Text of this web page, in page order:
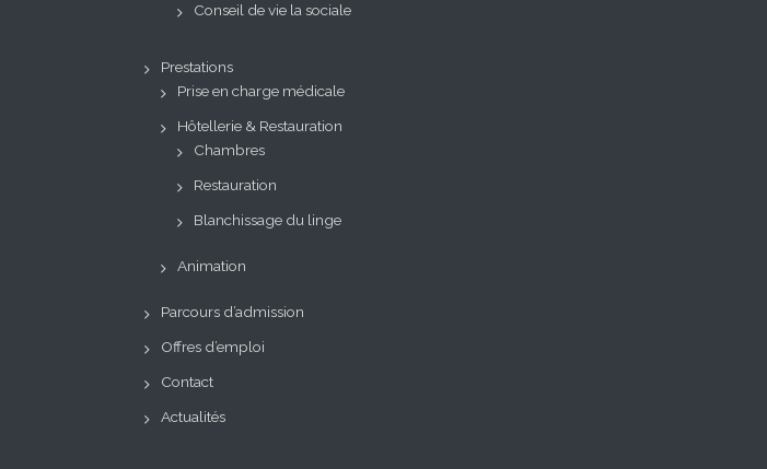
Conseil de vie la sociale
Prestations
Prise en charge médicale
Hôtellerie & Restauration
Chambres
Restauration
Blanchissage du linge
Animation
Parcours d’admission
Offres d’emploi
Contact
Actualités